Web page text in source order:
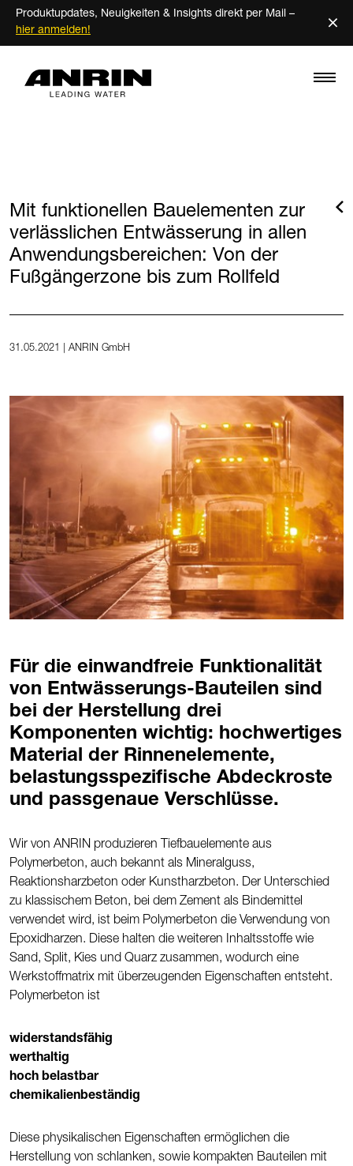
Produktupdates, Neuigkeiten & Insights direkt per Mail –
hier anmelden!
×
Mit funktionellen Bauelementen zur
verlässlichen Entwässerung in allen
Anwendungsbereichen: Von der
Fußgängerzone bis zum Rollfeld
31.05.2021 | ANRIN GmbH
Für die einwandfreie Funktionalität
von Entwässerungs-Bauteilen sind
bei der Herstellung drei
Komponenten wichtig: hochwertiges
Material der Rinnenelemente,
belastungsspezifische Abdeckroste
und passgenaue Verschlüsse.
Wir von ANRIN produzieren Tiefbauelemente aus
Polymerbeton, auch bekannt als Mineralguss,
Reaktionsharzbeton oder Kunstharzbeton. Der Unterschied
zu klassischem Beton, bei dem Zement als Bindemittel
verwendet wird, ist beim Polymerbeton die Verwendung von
Epoxidharzen. Diese halten die weiteren Inhaltsstoffe wie
Sand, Split, Kies und Quarz zusammen, wodurch eine
Werkstoffmatrix mit überzeugenden Eigenschaften entsteht.
Polymerbeton ist
widerstandsfähig
werthaltig
hoch belastbar
chemikalienbeständig
Diese physikalischen Eigenschaften ermöglichen die
Herstellung von schlanken, sowie kompakten Bauteilen mit